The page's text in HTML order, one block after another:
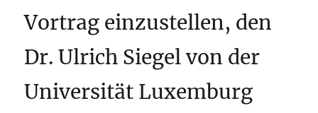
Vortrag einzustellen, den
Dr. Ulrich Siegel von der
Universität Luxemburg